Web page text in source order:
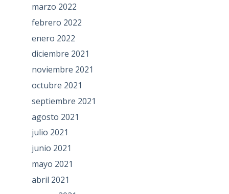
marzo 2022
febrero 2022
enero 2022
diciembre 2021
noviembre 2021
octubre 2021
septiembre 2021
agosto 2021
julio 2021
junio 2021
mayo 2021
abril 2021